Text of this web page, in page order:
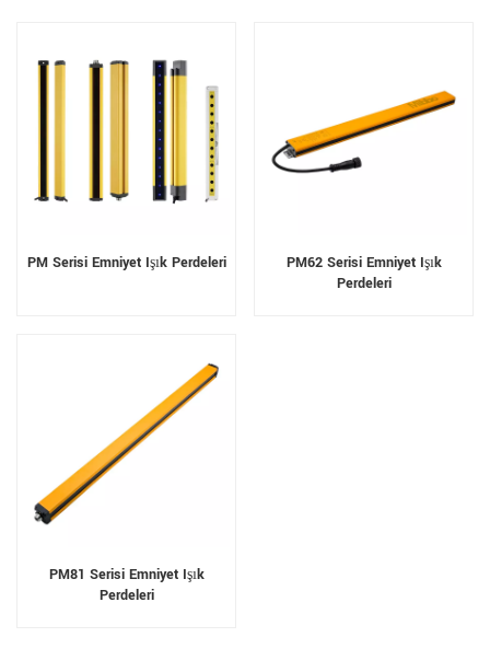
PM Serisi Emniyet Işık Perdeleri
PM62 Serisi Emniyet Işık
Perdeleri
PM81 Serisi Emniyet Işık
Perdeleri